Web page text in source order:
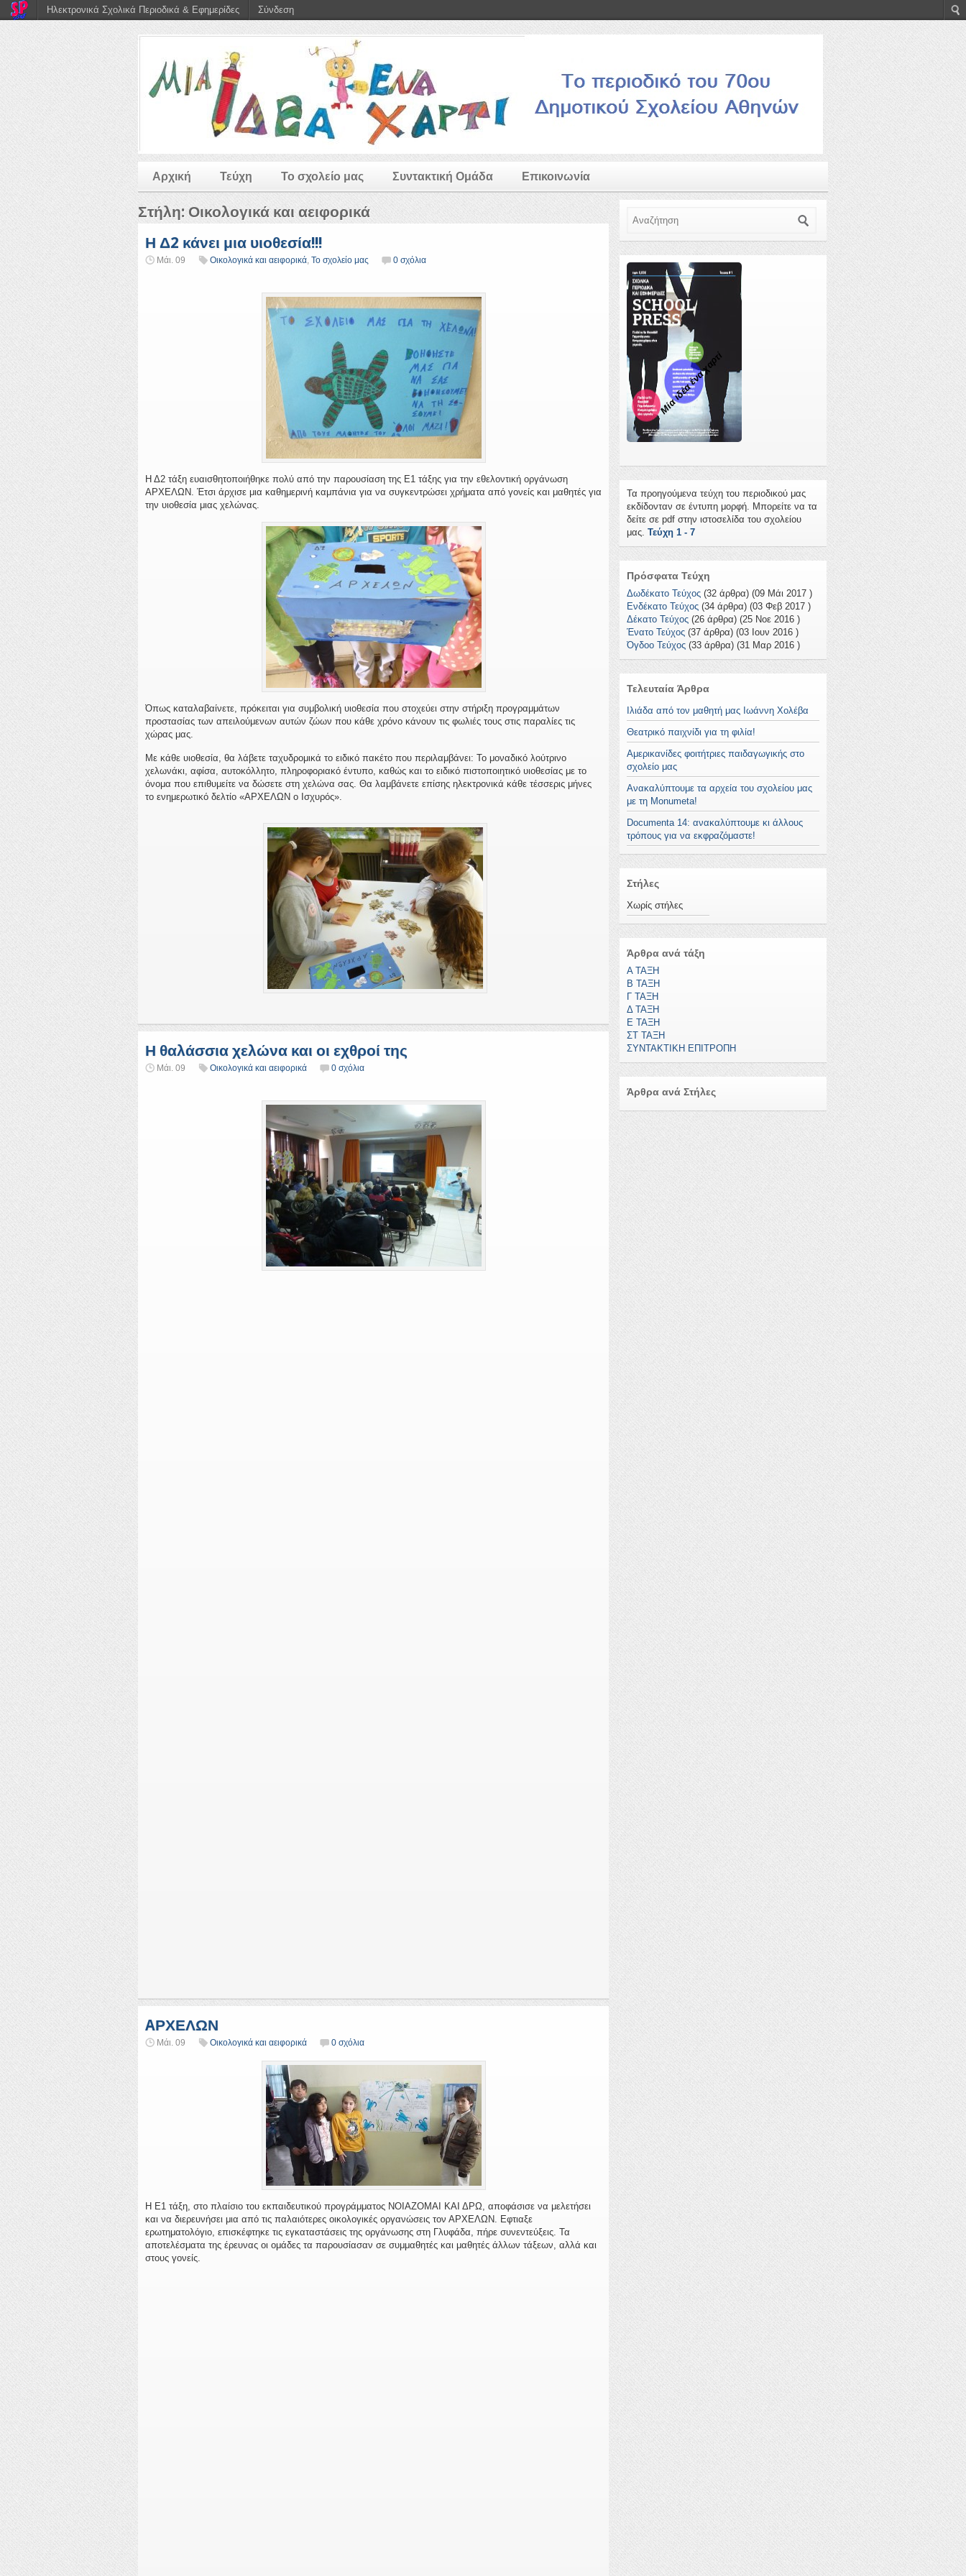
Αρχική Τεύχη Το σχολείο μας Συντακτική Ομάδα Επικοινωνία
Στήλη: Οικολογικά και αειφορικά
Η Δ2 κάνει μια υιοθεσία!!!
Μάι. 09 Οικολογικά και αειφορικά, Το σχολείο μας 0 σχόλια
Η Δ2 τάξη ευαισθητοποιήθηκε πολύ από την παρουσίαση της Ε1 τάξης για την εθελοντική οργάνωση
ΑΡΧΕΛΩΝ. Έτσι άρχισε μια καθημερινή καμπάνια για να συγκεντρώσει χρήματα από γονείς και μαθητές για
την υιοθεσία μιας χελώνας.
Όπως καταλαβαίνετε, πρόκειται για συμβολική υιοθεσία που στοχεύει στην στήριξη προγραμμάτων
προστασίας των απειλούμενων αυτών ζώων που κάθε χρόνο κάνουν τις φωλιές τους στις παραλίες τις
χώρας μας.
Με κάθε υιοθεσία, θα λάβετε ταχυδρομικά το ειδικό πακέτο που περιλαμβάνει: Το μοναδικό λούτρινο
χελωνάκι, αφίσα, αυτοκόλλητο, πληροφοριακό έντυπο, καθώς και το ειδικό πιστοποιητικό υιοθεσίας με το
όνομα που επιθυμείτε να δώσετε στη χελώνα σας. Θα λαμβάνετε επίσης ηλεκτρονικά κάθε τέσσερις μήνες
το ενημερωτικό δελτίο «ΑΡΧΕΛΩΝ ο Ισχυρός».
Η θαλάσσια χελώνα και οι εχθροί της
Μάι. 09 Οικολογικά και αειφορικά 0 σχόλια
AΡΧΕΛΩΝ
Μάι. 09 Οικολογικά και αειφορικά 0 σχόλια
Η Ε1 τάξη, στο πλαίσιο του εκπαιδευτικού προγράμματος ΝΟΙΑΖΟΜΑΙ ΚΑΙ ΔΡΩ, αποφάσισε να μελετήσει
και να διερευνήσει μια από τις παλαιότερες οικολογικές οργανώσεις τον ΑΡΧΕΛΩΝ. Εφτιαξε
ερωτηματολόγιο, επισκέφτηκε τις εγκαταστάσεις της οργάνωσης στη Γλυφάδα, πήρε συνεντεύξεις. Τα
αποτελέσματα της έρευνας οι ομάδες τα παρουσίασαν σε συμμαθητές και μαθητές άλλων τάξεων, αλλά και
στους γονείς.
Μία ιδέα ένα χαρτί
Τα προηγούμενα τεύχη του περιοδικού μας
εκδίδονταν σε έντυπη μορφή. Μπορείτε να τα
δείτε σε pdf στην ιστοσελίδα του σχολείου
μας. Τεύχη 1 - 7
Πρόσφατα Τεύχη
Δωδέκατο Τεύχος (32 άρθρα) (09 Μάι 2017 )
Ενδέκατο Τεύχος (34 άρθρα) (03 Φεβ 2017 )
Δέκατο Τεύχος (26 άρθρα) (25 Νοε 2016 )
Ένατο Τεύχος (37 άρθρα) (03 Ιουν 2016 )
Όγδοο Τεύχος (33 άρθρα) (31 Μαρ 2016 )
Τελευταία Άρθρα
Ιλιάδα από τον μαθητή μας Ιωάννη Χολέβα
Θεατρικό παιχνίδι για τη φιλία!
Αμερικανίδες φοιτήτριες παιδαγωγικής στο
σχολείο μας
Ανακαλύπτουμε τα αρχεία του σχολείου μας
με τη Monumeta!
Documenta 14: ανακαλύπτουμε κι άλλους
τρόπους για να εκφραζόμαστε!
Στήλες
Χωρίς στήλες
Άρθρα ανά τάξη
Α ΤΑΞΗ
Β ΤΑΞΗ
Γ ΤΑΞΗ
Δ ΤΑΞΗ
Ε ΤΑΞΗ
ΣΤ ΤΑΞΗ
ΣΥΝΤΑΚΤΙΚΗ ΕΠΙΤΡΟΠΗ
Άρθρα ανά Στήλες
Ηλεκτρονικά Σχολικά Περιοδικά & Εφημερίδες Σύνδεση